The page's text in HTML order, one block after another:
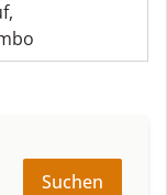
,
Suchen